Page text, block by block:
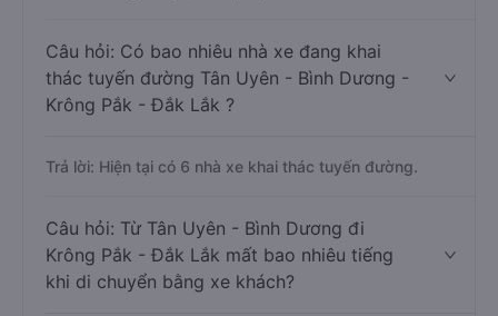
Câu hỏi: Có bao nhiêu nhà xe đang khai
thác tuyến đường Tân Uyên - Bình Dương -
Krông Pắk - Đắk Lắk ?
Trả lời: Hiện tại có 6 nhà xe khai thác tuyến đường.
Câu hỏi: Từ Tân Uyên - Bình Dương đi
Krông Pắk - Đắk Lắk mất bao nhiêu tiếng
khi di chuyển bằng xe khách?